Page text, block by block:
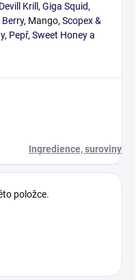
Devill Krill , Giga Squid,
Berry, Mango, Scopex &
, Pepř, Sweet Honeya
Ingredience, suroviny
položce.